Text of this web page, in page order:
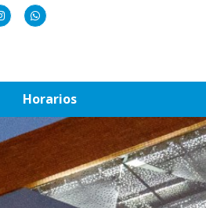
Horarios(current)